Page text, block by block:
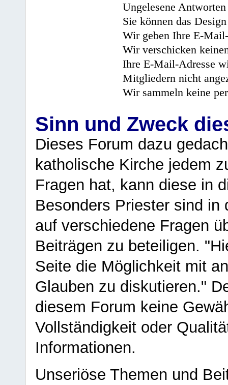
Ungelesene
Sie können das
Wir geben Ihre E-
Wir verschicken
Ihre E-Mail-Adresse
Mitgliedern nicht
Wir sammeln keine
Sinn und Zweck
Dieses Forum dazu
katholische Kirche jedem
Fragen hat, kann diese in
Besonders Priester sind in
auf verschiedene Fragen
Beiträgen zu beteiligen.
Seite die Möglichkeit mit
Glauben zu diskutieren."
diesem Forum keine
Vollständigkeit oder
Informationen.
Unseriöse Themen und